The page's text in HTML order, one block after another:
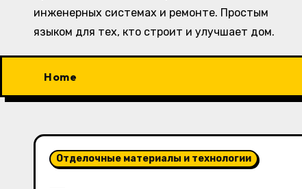
инженерных системах и ремонте. Простым
языком для тех, кто строит и улучшает дом.
Home
Отделочные материалы и технологии